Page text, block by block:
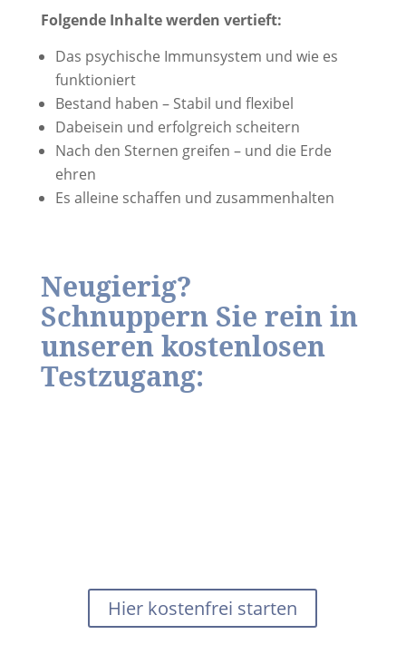
Folgende Inhalte werden vertieft:
Das psychische Immunsystem und wie es
funktioniert
Bestand haben – Stabil und flexibel
Dabeisein und erfolgreich scheitern
Nach den Sternen greifen – und die Erde
ehren
Es alleine schaffen und zusammenhalten
Neugierig?
Schnuppern Sie rein in
unseren kostenlosen
Testzugang:
Hier kostenfrei starten